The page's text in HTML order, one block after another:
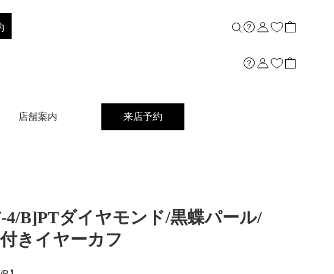
店舗案内 来店予約
4/B]PTダイヤモンド/黒蝶パール/
きイヤーカフ